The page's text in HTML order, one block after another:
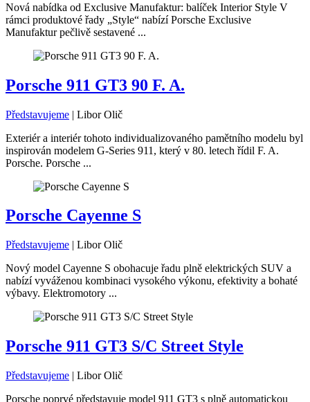
Nová nabídka od Exclusive Manufaktur: balíček Interior Style V
rámci produktové řady „Style“ nabízí Porsche Exclusive
Manufaktur pečlivě sestavené ...
Porsche 911 GT3 90 F. A.
Představujeme | Libor Olič
Exteriér a interiér tohoto individualizovaného pamětního modelu byl
inspirován modelem G-Series 911, který v 80. letech řídil F. A.
Porsche. Porsche ...
Porsche Cayenne S
Představujeme | Libor Olič
Nový model Cayenne S obohacuje řadu plně elektrických SUV a
nabízí vyváženou kombinaci vysokého výkonu, efektivity a bohaté
výbavy. Elektromotory ...
Porsche 911 GT3 S/C Street Style
Představujeme | Libor Olič
Porsche poprvé představuje model 911 GT3 s plně automatickou